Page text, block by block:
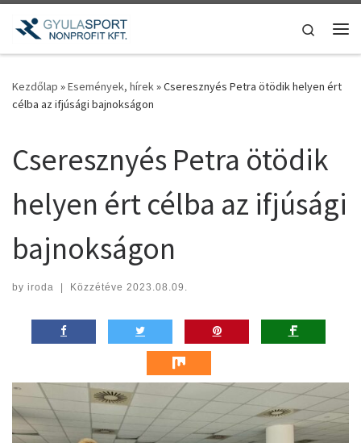
Teljes tartalom megjelenítése
Search
Kezdőlap »Események, hírek»Cseresznyés Petra ötödik helyen ért
célba az ifjúsági bajnokságon
Cseresznyés Petra ötödik
helyen ért célba az ifjúsági
bajnokságon
by iroda | Közzétéve 2023.08.09.